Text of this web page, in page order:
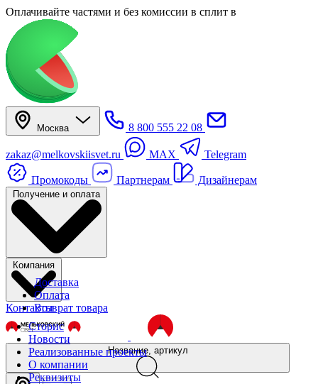
Оплачивайте частями и без комиссии в сплит в
Москва 8 800 555 22 08
zakaz@melkovskiisvet.ru MAX Telegram
Промокоды Партнерам Дизайнерам
Получение и оплата
Доставка
Оплата
Возврат товара
Компания
Сторис
Новости
Реализованные проекты
О компании
Реквизиты
Контакты
Название, артикул